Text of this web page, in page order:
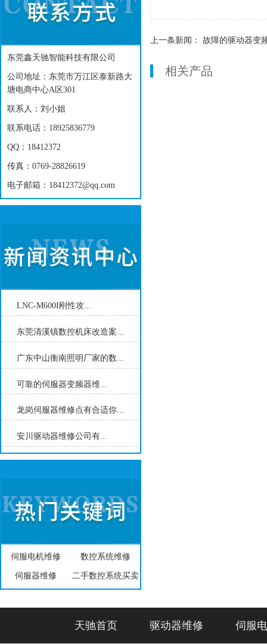
东莞鑫天驰智能科技有限公司
公司地址：东莞市万江区泰新路大
塘电商中心A区301
联系人：刘小姐
联系电话：18925836779
QQ：18412372
传真：0769-28826619
电子邮箱：18412372@qq.com
LNC-M600I刚性攻...
东莞清溪镇数控机床改造案...
广东中山衡南照明厂家的数...
可靠的伺服器变频器维...
龙岗伺服器维修点有合适你...
安川驱动器维修公司有...
伺服电机维修 数控系统维修
伺服器维修 二手数控系统买卖
上一条新闻： 故障的驱动器变
相关产品
天驰首页 驱动器维修 伺服